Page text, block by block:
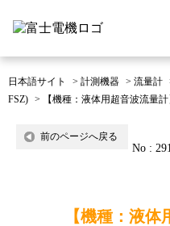
日本語サイト > 計測機器 > 流量計
FSZ) > 【機種：液体用超音波流量
前のページへ戻る
No :
【機種：液